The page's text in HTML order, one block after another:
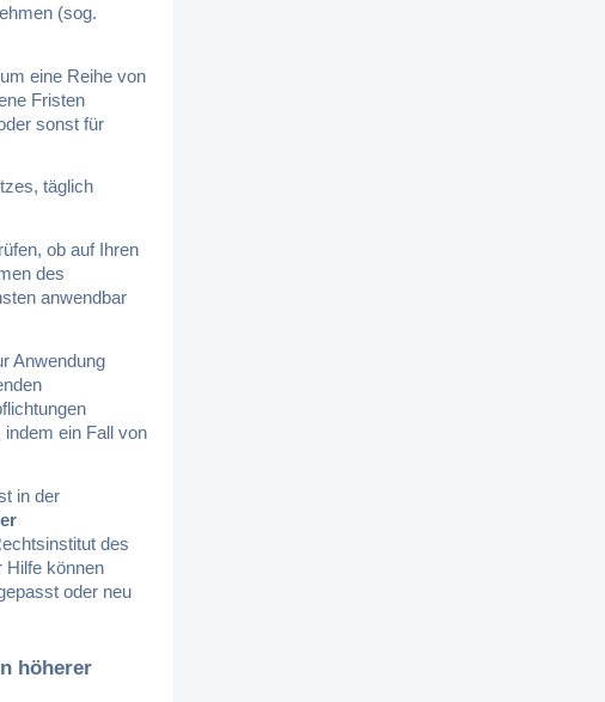
(sog.
eine Reihe von
Fristen
sonst für
täglich
ob auf Ihren
des
anwendbar
Anwendung
ein Fall von
in der
des
Hilfe können
oder neu
höherer